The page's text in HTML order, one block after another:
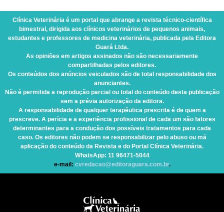
Clínica Veterinária é um portal que abrange a revista técnico-científica
bimestral, dirigida aos clínicos veterinários de pequenos animais,
estudantes e professores de medicina veterinária, publicada pela Editora
Guará Ltda.
As opiniões em artigos assinados não são necessariamente
compartilhadas pelos editores.
Os conteúdos dos anúncios veiculados são de total responsabilidade dos
anunciantes.
Não é permitida a reprodução parcial ou total do conteúdo desta publicação
sem a prévia autorização da editora.
A responsabilidade de qualquer terapêutica prescrita é de quem a
prescreve. A perícia e a experiência profissional de cada um são fatores
determinantes para a condução dos possíveis tratamentos para cada
caso. Os editores não podem se responsabilizar pelo abuso ou má
aplicação do conteúdo da Revista e do Portal Clínica Veterinária.
WhatsApp: 11 96471-5044
e-mail: cvredacao@editoraguara.com.br.